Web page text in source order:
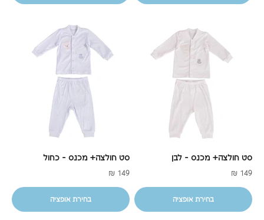
סט חולצה+ מכנס - לבן
מחיר מבצע
149 ₪
בחירת אופציה
סט חולצה+ מכנס - כחול
מחיר מבצע
149 ₪
בחירת אופציה